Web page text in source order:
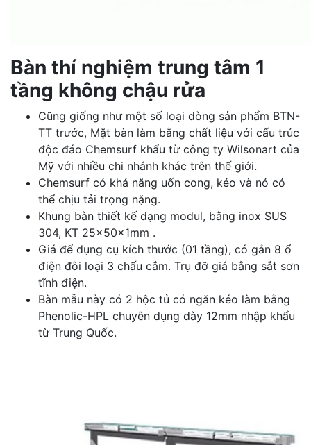
Bàn thí nghiệm trung tâm 1
tầng không chậu rửa
Cũng giống như một số loại dòng sản phẩm BTN-
TT trước, Mặt bàn làm bằng chất liệu với cấu trúc
độc đáo Chemsurf khẩu từ công ty Wilsonart của
Mỹ với nhiều chi nhánh khác trên thế giới.
Chemsurf có khả năng uốn cong, kéo và nó có
thể chịu tải trọng nặng.
Khung bàn thiết kế dạng modul, bằng inox SUS
304, KT 25x50x1mm .
Giá để dụng cụ kích thước (01 tầng), có gắn 8 ổ
điện đôi loại 3 chấu cắm. Trụ đỡ giá bằng sắt sơn
tĩnh điện.
Bàn mẫu này có 2 hộc tủ có ngăn kéo làm bằng
Phenolic-HPL chuyên dụng dày 12mm nhập khẩu
từ Trung Quốc.